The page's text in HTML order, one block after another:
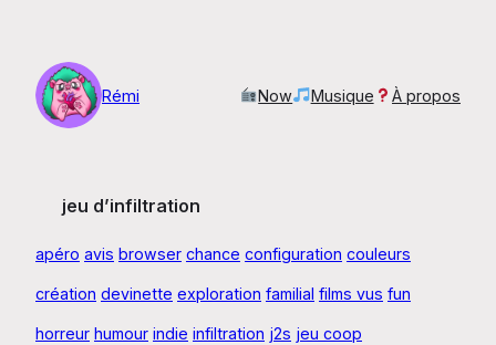
contenu
Rémi
Now Musique À propos
jeu d’infiltration
apéro avis browser chance configuration couleurs
création devinette exploration familial films vus fun
horreur humour indie infiltration j2s jeu coop